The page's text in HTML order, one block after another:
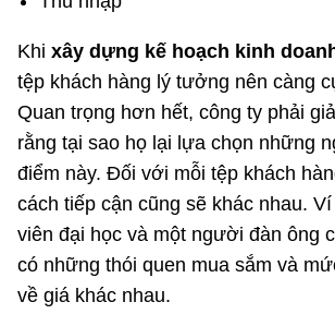
Khi xây dựng kế hoạch kinh
tệp khách hàng lý tưởng nên càng
Quan trọng hơn hết, công ty phải
rằng tại sao họ lại lựa chọn những
điểm này. Đối với mỗi tệp khách
cách tiếp cận cũng sẽ khác nhau.
viên đại học và một người đàn ông
có những thói quen mua sắm và
về giá khác nhau.